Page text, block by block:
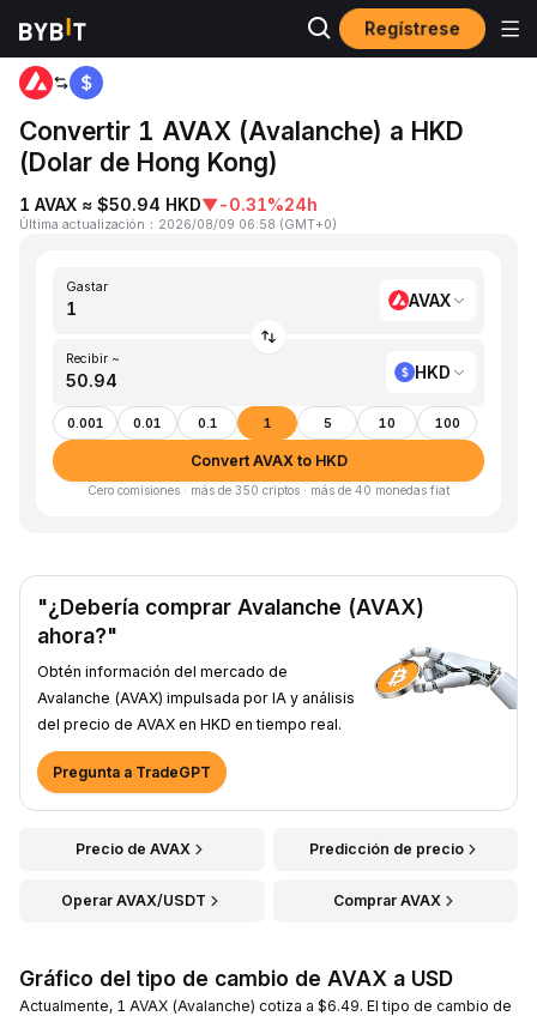
Regístrese
Inicio AVAX to HKD
Convertir 1 AVAX (Avalanche) a HKD
(Dolar de Hong Kong)
1 AVAX ≈ $50.94 HKD▼-0.31%24h
Última actualización ： 2026/08/09 06:58 (GMT+0)
Gastar
AVAX
Recibir ~
HKD
0.001 0.01 0.1 1 5 10 100
Convert AVAX to HKD
Cero comisiones · más de 350 criptos · más de 40 monedas fiat
"¿Debería comprar Avalanche (AVAX)
ahora?"
Obtén información del mercado de
Avalanche (AVAX) impulsada por IA y análisis
del precio de AVAX en HKD en tiempo real.
Pregunta a TradeGPT
Precio de AVAX Predicción de precio
Operar AVAX/USDT Comprar AVAX
Gráfico del tipo de cambio de AVAX a USD
Actualmente, 1 AVAX (Avalanche) cotiza a $6.49. El tipo de cambio de